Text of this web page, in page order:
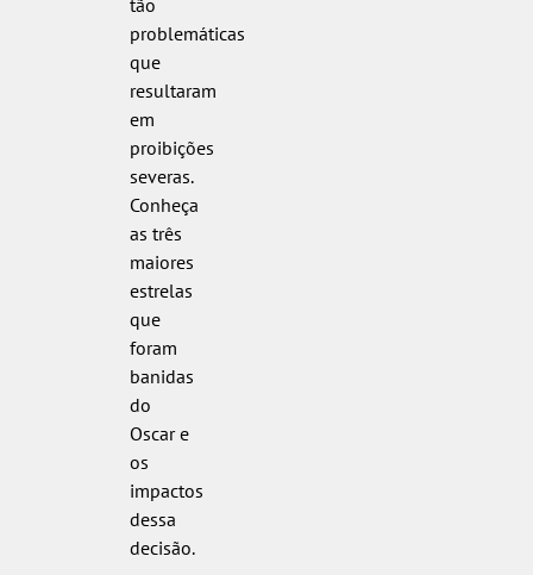
problemáticas
que
resultaram
em
proibições
severas.
Conheça
as três
maiores
estrelas
que
foram
banidas
do
Oscar e
os
impactos
dessa
decisão.